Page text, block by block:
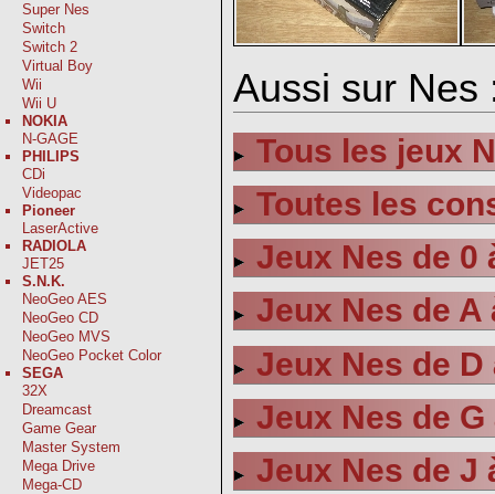
Super Nes
Switch
Switch 2
Virtual Boy
Wii
Wii U
NOKIA
N-GAGE
PHILIPS
CDi
Videopac
Pioneer
LaserActive
RADIOLA
JET25
S.N.K.
NeoGeo AES
NeoGeo CD
NeoGeo MVS
NeoGeo Pocket Color
SEGA
32X
Dreamcast
Game Gear
Master System
Mega Drive
Mega-CD
Aussi sur Nes
Tous les jeux
Toutes les
Jeux Nes de 0
Jeux Nes de A
Jeux Nes de D
Jeux Nes de G
Jeux Nes de J